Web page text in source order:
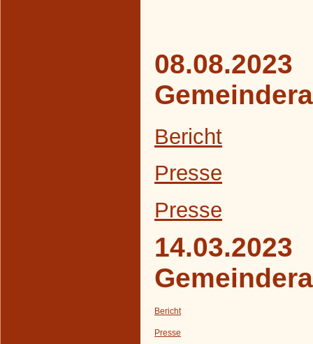
08.08.2023
Bericht
Presse
Presse
14.03.2023
Bericht
Presse